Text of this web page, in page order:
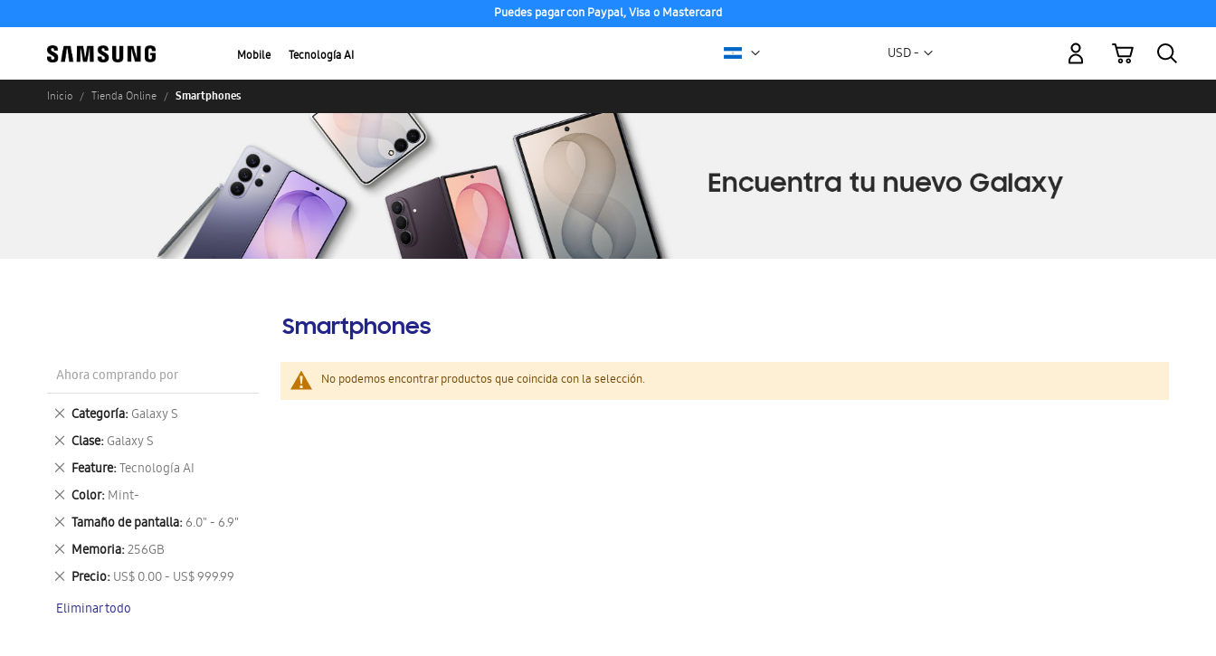
Puedes pagar con Paypal, Visa o Mastercard
Mobile Tecnología AI Moneda
USD -
Mi carrito
Inicio Tienda Online Smartphones
Smartphones
No podemos encontrar productos que coincida con la selección.
Ahora comprando por
Categoría Galaxy S
Eliminar
este
artículo
Clase Galaxy S
Eliminar
este
artículo
Feature Tecnología AI
Eliminar
este
artículo
Color Mint-
Eliminar
este
artículo
Tamaño de pantalla 6.0" - 6.9"
Eliminar
este
artículo
Memoria 256GB
Eliminar
este
artículo
Precio US$ 0.00 - US$ 999.99
Eliminar
artículo
Eliminar todo